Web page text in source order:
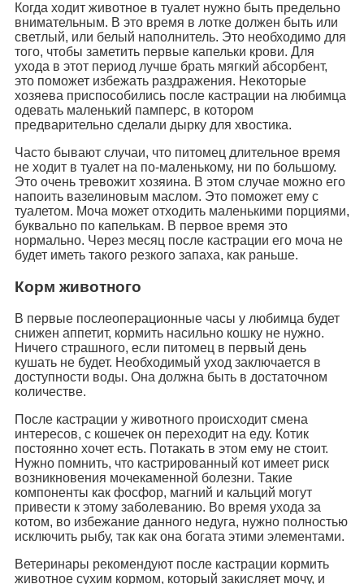
Когда ходит животное в туалет нужно быть предельно
внимательным. В это время в лотке должен быть или
светлый, или белый наполнитель. Это необходимо для
того, чтобы заметить первые капельки крови. Для
ухода в этот период лучше брать мягкий абсорбент,
это поможет избежать раздражения. Некоторые
хозяева приспособились после кастрации на любимца
одевать маленький памперс, в котором
предварительно сделали дырку для хвостика.
Часто бывают случаи, что питомец длительное время
не ходит в туалет на по-маленькому, ни по большому.
Это очень тревожит хозяина. В этом случае можно его
напоить вазелиновым маслом. Это поможет ему с
туалетом. Моча может отходить маленькими порциями,
буквально по капелькам. В первое время это
нормально. Через месяц после кастрации его моча не
будет иметь такого резкого запаха, как раньше.
Корм животного
В первые послеоперационные часы у любимца будет
снижен аппетит, кормить насильно кошку не нужно.
Ничего страшного, если питомец в первый день
кушать не будет. Необходимый уход заключается в
доступности воды. Она должна быть в достаточном
количестве.
После кастрации у животного происходит смена
интересов, с кошечек он переходит на еду. Котик
постоянно хочет есть. Потакать в этом ему не стоит.
Нужно помнить, что кастрированный кот имеет риск
возникновения мочекаменной болезни. Такие
компоненты как фосфор, магний и кальций могут
привести к этому заболеванию. Во время ухода за
котом, во избежание данного недуга, нужно полностью
исключить рыбу, так как она богата этими элементами.
Ветеринары рекомендуют после кастрации кормить
животное сухим кормом, который закисляет мочу, и